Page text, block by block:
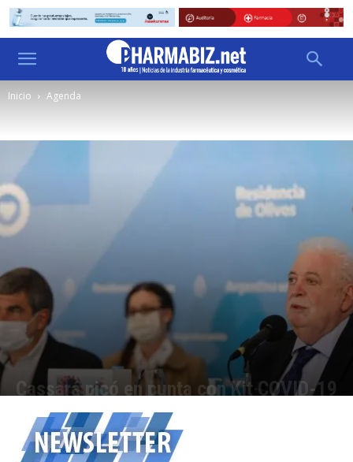
Inicio Agenda
Cassará picó en punta con Kit COVID-19
Cristina Kroll - 18/05/2020 12:00